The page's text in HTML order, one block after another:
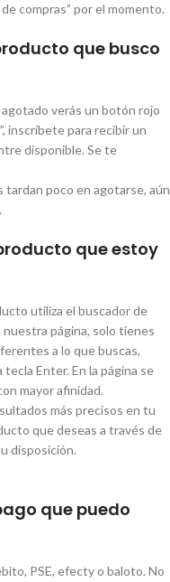
compras” por el momento.
que busco
verás un botón rojo
inscríbete para recibir un
disponible. Se te
poco en agotarse, aún
que estoy
utiliza el buscador de
página, solo tienes
a lo que buscas,
Enter. En la página se
mayor afinidad.
más precisos en tu
que deseas a través de
disposición.
que puedo
PSE, efecty o baloto. No